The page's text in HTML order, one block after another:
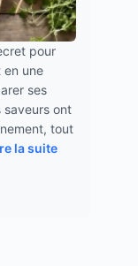
pour
en une
ses
saveurs ont
tout
la suite